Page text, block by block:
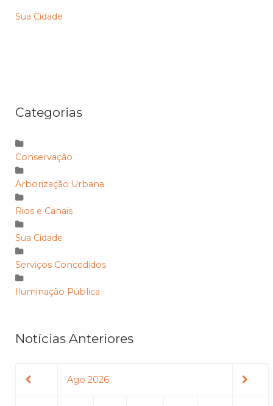
Sua Cidade
Categorias
Conservação
Arborização Urbana
Rios e Canais
Sua Cidade
Serviços Concedidos
Iluminação Pública
Notícias Anteriores
Ago 2026